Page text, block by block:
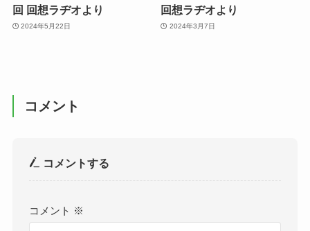
回 回想ラヂオより
2024年5月22日
回想ラヂオより
2024年3月7日
コメント
コメントする
コメント ※